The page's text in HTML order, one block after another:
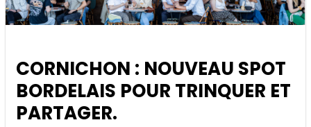
CORNICHON : NOUVEAU SPOT
BORDELAIS POUR TRINQUER ET
PARTAGER.